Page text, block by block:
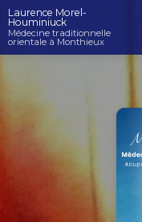
Aller
au
contenu
principal
Laurence Morel-
Houminiuck
Médecine traditionnelle
orientale à Monthieux